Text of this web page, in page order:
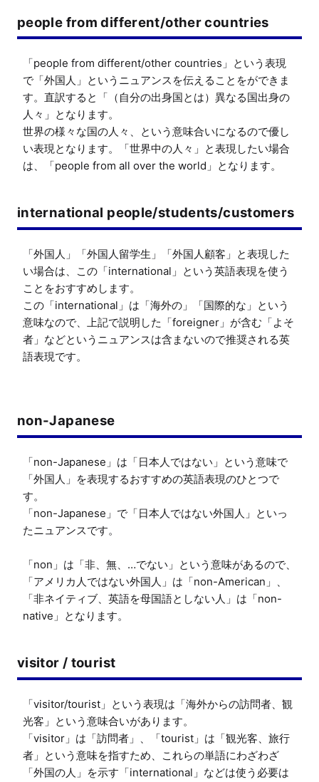
people from different/other countries
「people from different/other countries」という表現
で「外国人」というニュアンスを伝えることをができま
す。直訳すると「（自分の出身国とは）異なる国出身の
人々」となります。
世界の様々な国の人々、という意味合いになるので優し
い表現となります。「世界中の人々」と表現したい場合
は、「people from all over the world」となります。
international people/students/customers
「外国人」「外国人留学生」「外国人顧客」と表現した
い場合は、この「international」という英語表現を使う
ことをおすすめします。
この「international」は「海外の」「国際的な」という
意味なので、上記で説明した「foreigner」が含む「よそ
者」などというニュアンスは含まないので推奨される英
語表現です。
non-Japanese
「non-Japanese」は「日本人ではない」という意味で
「外国人」を表現するおすすめの英語表現のひとつで
す。
「non-Japanese」で「日本人ではない外国人」といっ
たニュアンスです。
「non」は「非、無、…でない」という意味があるので、
「アメリカ人ではない外国人」は「non-American」、
「非ネイティブ、英語を母国語としない人」は「non-
native」となります。
visitor / tourist
「visitor/tourist」という表現は「海外からの訪問者、観
光客」という意味合いがあります。
「visitor」は「訪問者」、「tourist」は「観光客、旅行
者」という意味を指すため、これらの単語にわざわざ
「外国の人」を示す「international」などは使う必要は